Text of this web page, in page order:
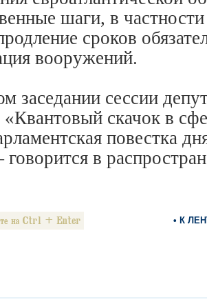
шаги, в
сроков
вооружений.
заседании сессии
скачок в
повестка
в
• К